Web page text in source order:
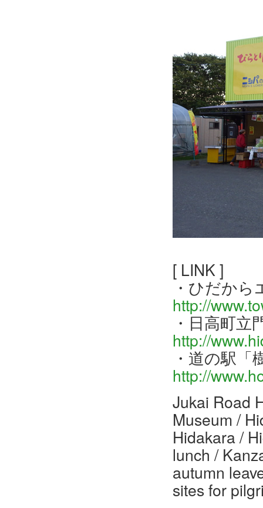
[ LINK ]
・ひだから
http://
・日高町立
http://
・道の駅「
http://
Jukai Road
Museum /
Hidakara /
lunch /
autumn
sites for